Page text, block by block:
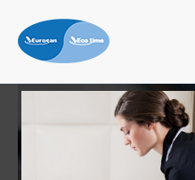
Čišćenje nikad